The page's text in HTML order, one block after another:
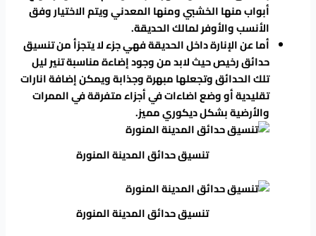
أبواب منها الخشبي ومنها المعدني ويتم الاختيار وفق
الأنسب والأوفر لمالك الحديقة.
أما عن الإنارة داخل الحديقة فهي جزء لا يتجزأ من تنسيق
حدائق رخيص حيث لابد من وجود إضاءة مناسبة تنير ليل
تلك الحدائق وتجعلها مبهرة وجذابة ويمكن إضافة انارات
تقليدية أو وضع اضاءات في أجزاء متفرقة في الممرات
والأرضية بشكل ديكوري مميز.
تنسيق حدائق المدينة المنورة
تنسيق حدائق المدينة المنورة